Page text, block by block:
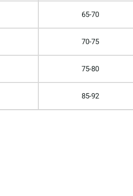
65-70
70-75
75-80
85-92